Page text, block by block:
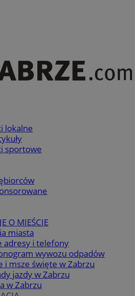
lokalne
sportowe
O MIEŚCIE
miasta
adresy i telefony
wywozu odpadów
i msze święte w Zabrzu
jazdy w Zabrzu
w Zabrzu